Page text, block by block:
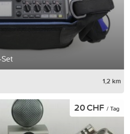
1,2 km
20 CHF / Tag